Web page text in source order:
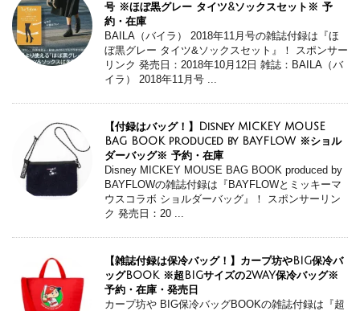
号 ※ほぼ黒グレー タイツ&ソックスセット※ 予
約・在庫
BAILA（バイラ） 2018年11月号の雑誌付録は『ほ
ぼ黒グレー タイツ&ソックスセット』！ スポンサー
リンク 発売日：2018年10月12日 雑誌：BAILA（バ
イラ） 2018年11月号 ...
【付録はバッグ！】Disney MICKEY MOUSE
BAG BOOK produced by BAYFLOW ※ショル
ダーバッグ※ 予約・在庫
Disney MICKEY MOUSE BAG BOOK produced by
BAYFLOWの雑誌付録は『BAYFLOWとミッキーマ
ウスコラボ ショルダーバッグ』！ スポンサーリン
ク 発売日：20 ...
【雑誌付録は保冷バッグ！】カープ坊やBIG保冷バ
ッグBOOK ※超BIGサイズの2WAY保冷バッグ※
予約・在庫・発売日
カープ坊や BIG保冷バッグBOOKの雑誌付録は『超